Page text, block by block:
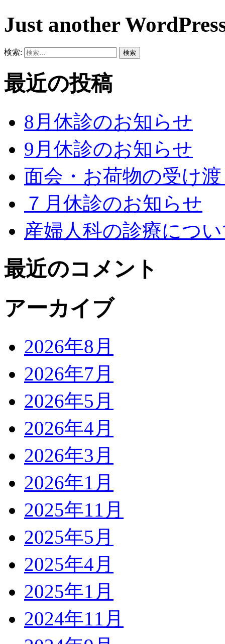
Just another
検索:
最近の投稿
8月休診のお知らせ
9月休診のお知らせ
面会・お荷物の受け
７月休診のお知らせ
産婦人科の診療につ
最近のコメント
アーカイブ
2026年8月
2026年7月
2026年5月
2026年4月
2026年3月
2026年1月
2025年11月
2025年5月
2025年4月
2025年1月
2024年11月